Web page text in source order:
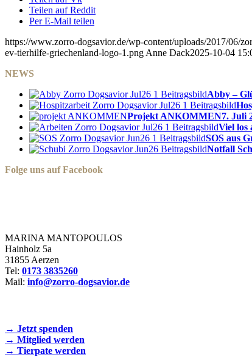
Teilen auf Reddit
Per E-Mail teilen
https://www.zorro-dogsavior.de/wp-content/uploads/2017/06/
ev-tierhilfe-griechenland-logo-1.png Anne Dack2025-10-04
NEWS
Abby –
Projekt ANKOMMEN7. Juli
Viel los
SOS aus
Notfall
Folge uns auf Facebook
MARINA MANTOPOULOS
Hainholz 5a
31855 Aerzen
Tel: 0173 3835260
Mail: info@zorro-dogsavior.de
→ Jetzt spenden
→ Mitglied werden
→ Tierpate werden